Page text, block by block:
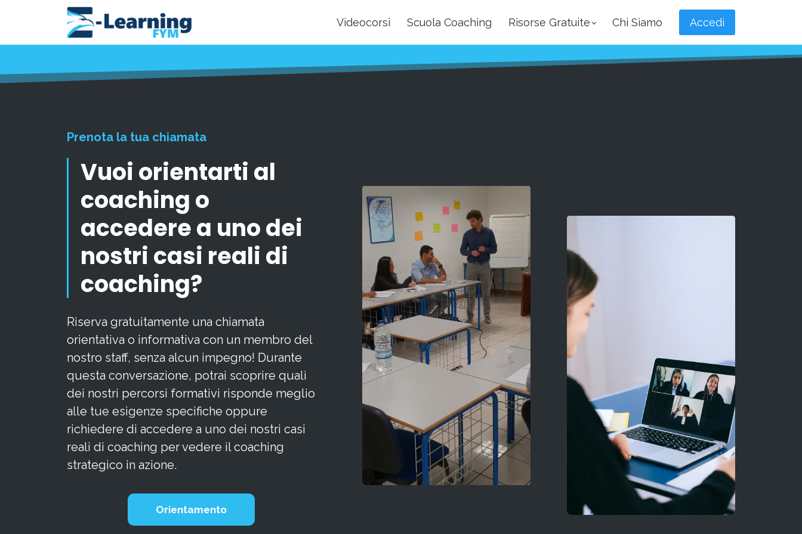
Videocorsi Scuola Coaching Risorse Gratuite Chi Siamo Accedi
Prenota la tua chiamata
Vuoi orientarti al
coaching o
accedere a uno dei
nostri casi reali di
coaching?
Riserva gratuitamente una chiamata
orientativa o informativa con un membro del
nostro staff, senza alcun impegno! Durante
questa conversazione, potrai scoprire quali
dei nostri percorsi formativi risponde meglio
alle tue esigenze specifiche oppure
richiedere di accedere a uno dei nostri casi
reali di coaching per vedere il coaching
strategico in azione.
Orientamento